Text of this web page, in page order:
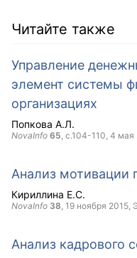
Читайте также
Управление
элемент системы
организациях
Попкова А.Л.
NovaInfo 65, с.104-110, 4 мая
Анализ мотивации
Кириллина Е.С.
NovaInfo 38, 19 ноября 2015,
Анализ кадрового